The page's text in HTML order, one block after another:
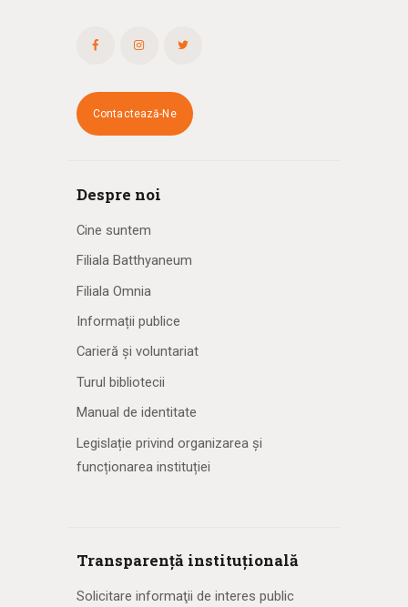
Contactează-Ne
Despre noi
Cine suntem
Filiala Batthyaneum
Filiala Omnia
Informații publice
Carieră și voluntariat
Turul bibliotecii
Manual de identitate
Legislație privind organizarea și
funcționarea instituției
Transparență instituțională
Solicitare informaţii de interes public